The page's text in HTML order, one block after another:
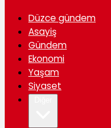
Düzce gündem
Asayiş
Gündem
Ekonomi
Yaşam
Siyaset